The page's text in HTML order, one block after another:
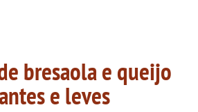
bresaola e queijo
e leves